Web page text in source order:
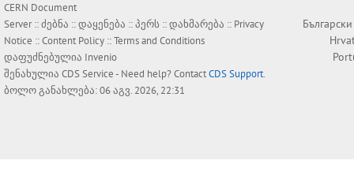
CERN Document
Server ::ძებნა ::დაყენება ::პერს ::დახმარება :: Privacy
Notice ::Content Policy ::Terms and Conditions
დაფუძნებულია Invenio
შენახულია CDS Service- Need help? ContactCDS Support.
ბოლო განახლება: 06 აგვ. 2026, 22:31
Български